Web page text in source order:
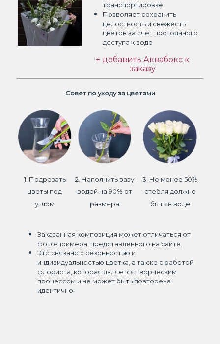
транспортировке
Позволяет сохранить
целостность и свежесть
цветов за счет постоянного
доступа к воде
+ добавить Аквабокс к
заказу
Совет по уходу за цветами
1. Подрезать
цветы под
углом
2. Наполнить вазу
водой на 90% от
размера
3. Не менее 50%
стебля должно
быть в воде
Заказанная композиция может отличаться от
фото-примера, представленного на сайте.
Это связано с сезонностью и
индивидуальностью цветка, а также с работой
флориста, которая является творческим
процессом и не может быть повторена
идентично.